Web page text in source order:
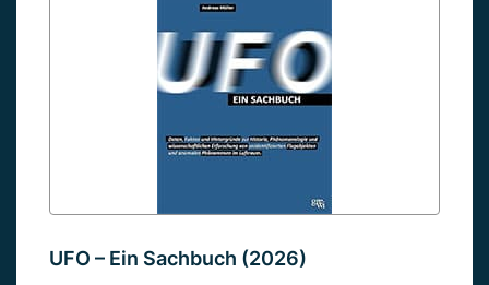
UFO – Ein Sachbuch (2026)